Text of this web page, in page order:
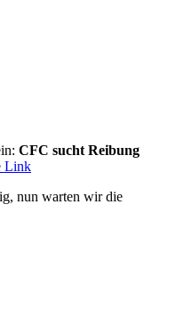
CFC sucht Reibung
Link
nun warten wir die